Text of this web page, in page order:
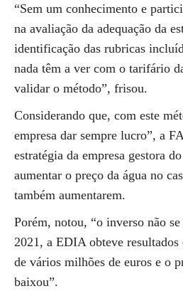
“Sem um conhecimento e
na avaliação da adequação da
identificação das rubricas
nada têm a ver com o tarifário
validar o método”, frisou.
Considerando que, com este
empresa dar sempre lucro”, a
estratégia da empresa gestora
aumentar o preço da água no
também aumentarem.
Porém, notou, “o inverso não
2021, a EDIA obteve
de vários milhões de euros e o
baixou”.